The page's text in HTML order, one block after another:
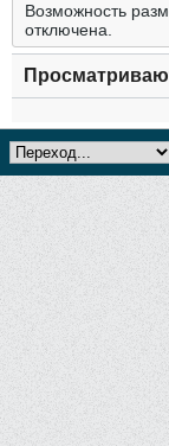
Возможность
отключена.